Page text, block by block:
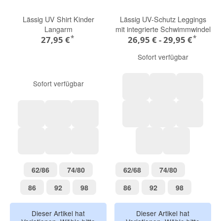
Lässig UV Shirt Kinder
Langarm
27,95 €*
Sofort verfügbar
62/8662/86 74/8074/80
8686 9292 9898
Dieser Artikel hat
Lässig UV-Schutz Leggings
mit integrierte Schwimmwindel
26,95 € -29,95 €*
Sofort verfügbar
62/6862/68 74/8074/80
8686 9292 9898
Dieser Artikel hat